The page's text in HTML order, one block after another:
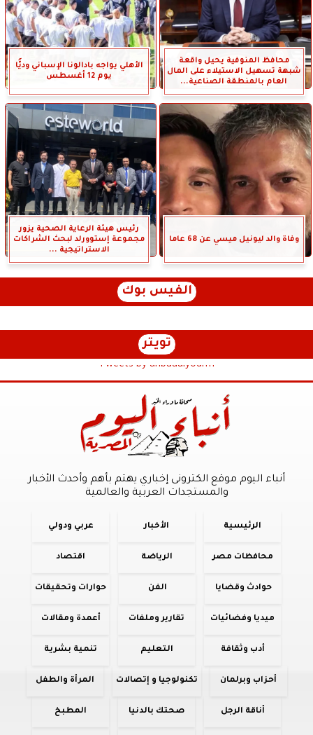
محافظ المنوفية يحيل واقعة
شبهة تسهيل الاستيلاء على المال
العام بالمنطقة الصناعية...
الأهلي يواجه بادالونا الإسباني وديًّا
يوم 12 أغسطس
وفاة والد ليونيل ميسي عن 68 عاما
رئيس هيئة الرعاية الصحية يزور
مجموعة إستوورلد لبحث الشراكات
الاستراتيجية ...
الفيس بوك
تويتر
Tweets by anbaaalyoum1
أنباء اليوم موقع الكترونى إخباري يهتم بأهم وأحدث الأخبار
والمستجدات العربية والعالمية
الرئيسية الأخبار عربي ودولي
محافظات مصر الرياضة اقتصاد
حوادث وقضايا الفن حوارات وتحقيقات
ميديا وفضائيات تقارير وملفات أعمدة ومقالات
أدب وثقافة التعليم تنمية بشرية
أحزاب وبرلمان تكنولوجيا و إتصالات المرأة والطفل
أناقة الرجل صحتك بالدنيا المطبخ